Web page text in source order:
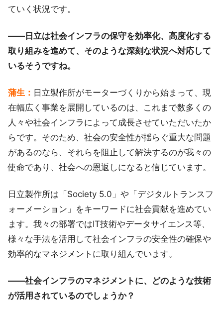
ていく状況です。
――日立は社会インフラの保守を効率化、高度化する
取り組みを進めて、そのような深刻な状況へ対応して
いるそうですね。
蒲生： 日立製作所がモーターづくりから始まって、現
在幅広く事業を展開しているのは、これまで数多くの
人々や社会インフラによって成長させていただいたか
らです。そのため、社会の安全性が揺らぐ重大な問題
があるのなら、それらを阻止して解決するのが我々の
使命であり、社会への恩返しになると信じています。
日立製作所は「Society 5.0」や「デジタルトランスフ
ォーメーション」をキーワードに社会貢献を進めてい
ます。我々の部署ではIT技術やデータサイエンス等、
様々な手法を活用して社会インフラの安全性の確保や
効率的なマネジメントに取り組んでいます。
――社会インフラのマネジメントに、どのような技術
が活用されているのでしょうか？